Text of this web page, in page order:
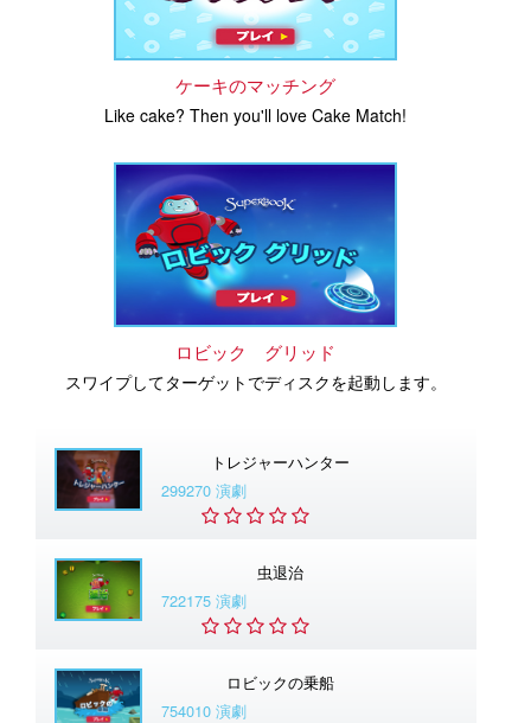
ケーキのマッチング
Like cake? Then you'll love Cake Match!
ロビック グリッド
スワイプしてターゲットでディスクを起動します。
トレジャーハンター
299270 演劇
虫退治
722175 演劇
ロビックの乗船
754010 演劇